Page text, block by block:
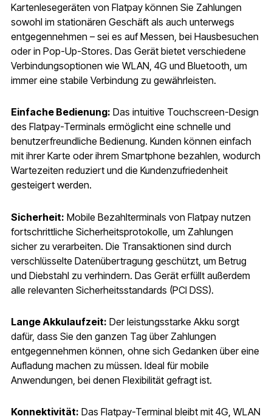
Kartenlesegeräten von Flatpay können Sie Zahlungen
sowohl im stationären Geschäft als auch unterwegs
entgegennehmen – sei es auf Messen, bei Hausbesuchen
oder in Pop-Up-Stores. Das Gerät bietet verschiedene
Verbindungsoptionen wie WLAN, 4G und Bluetooth, um
immer eine stabile Verbindung zu gewährleisten.
Einfache Bedienung: Das intuitive Touchscreen-Design
des Flatpay-Terminals ermöglicht eine schnelle und
benutzerfreundliche Bedienung. Kunden können einfach
mit ihrer Karte oder ihrem Smartphone bezahlen, wodurch
Wartezeiten reduziert und die Kundenzufriedenheit
gesteigert werden.
Sicherheit: Mobile Bezahlterminals von Flatpay nutzen
fortschrittliche Sicherheitsprotokolle, um Zahlungen
sicher zu verarbeiten. Die Transaktionen sind durch
verschlüsselte Datenübertragung geschützt, um Betrug
und Diebstahl zu verhindern. Das Gerät erfüllt außerdem
alle relevanten Sicherheitsstandards (PCI DSS).
Lange Akkulaufzeit: Der leistungsstarke Akku sorgt
dafür, dass Sie den ganzen Tag über Zahlungen
entgegennehmen können, ohne sich Gedanken über eine
Aufladung machen zu müssen. Ideal für mobile
Anwendungen, bei denen Flexibilität gefragt ist.
Konnektivität: Das Flatpay-Terminal bleibt mit 4G, WLAN